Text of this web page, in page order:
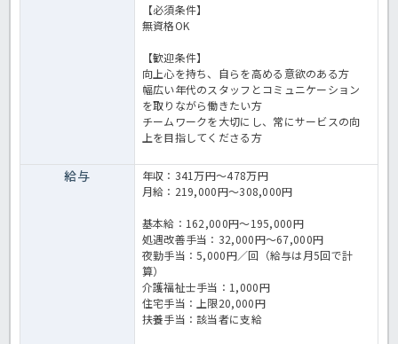
【必須条件】
無資格OK
【歓迎条件】
向上心を持ち、自らを高める意欲のある方
幅広い年代のスタッフとコミュニケーション
を取りながら働きたい方
チームワークを大切にし、常にサービスの向
上を目指してくださる方
給与
年収：341万円～478万円
月給：219,000円～308,000円
基本給：162,000円～195,000円
処遇改善手当：32,000円～67,000円
夜勤手当：5,000円／回（給与は月5回で計
算）
介護福祉士手当：1,000円
住宅手当：上限20,000円
扶養手当：該当者に支給